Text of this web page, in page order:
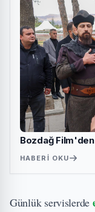
Bozdağ
HABERI OKU
Günlük servislerde